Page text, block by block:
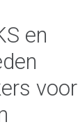
en
voor